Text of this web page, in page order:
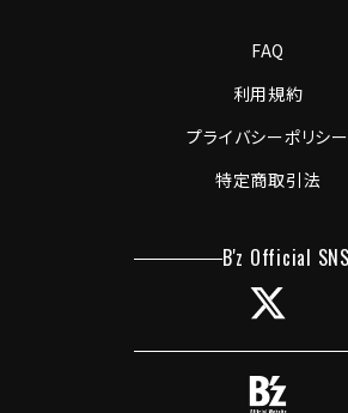
FAQ
利用規約
プライバシーポリシー
特定商取引法